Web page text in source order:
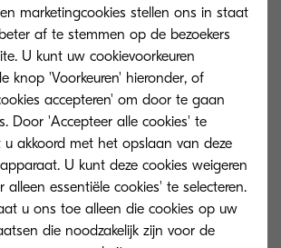
installatie en update
van firmware.
Downloads
marketingcookies stellen ons in staat
af te stemmen op de bezoekers
U kunt uw cookievoorkeuren
knop 'Voorkeuren' hieronder, of
accepteren' om door te gaan
Door 'Accepteer alle cookies' te
u akkoord met het opslaan van deze
U kunt deze cookies weigeren
alleen essentiële cookies' te selecteren.
u ons toe alleen die cookies op uw
die noodzakelijk zijn voor de